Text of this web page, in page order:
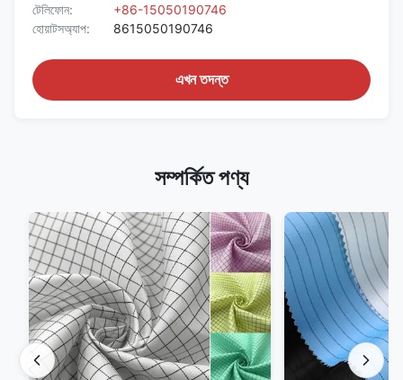
টেলিফোন:
+86-15050190746
হোয়াটসঅ্যাপ:
8615050190746
এখন তদন্ত
সম্পর্কিত পণ্য